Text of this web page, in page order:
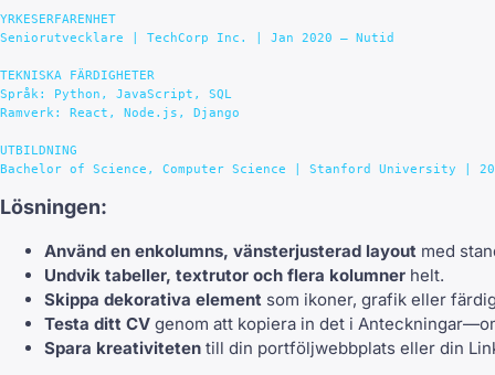
YRKESERFARENHET
Seniorutvecklare | TechCorp Inc. | Jan 2020 – Nutid
TEKNISKA FÄRDIGHETER
Språk: Python, JavaScript, SQL
Ramverk: React, Node.js, Django
UTBILDNING
Lösningen:
Använd en enkolumns, vänsterjusterad layout med
Undvik tabeller, textrutor och flera kolumner helt.
Skippa dekorativa element som ikoner, grafik eller
Testa ditt CV genom att kopiera in det i
Spara kreativiteten till din portföljwebbplats eller din